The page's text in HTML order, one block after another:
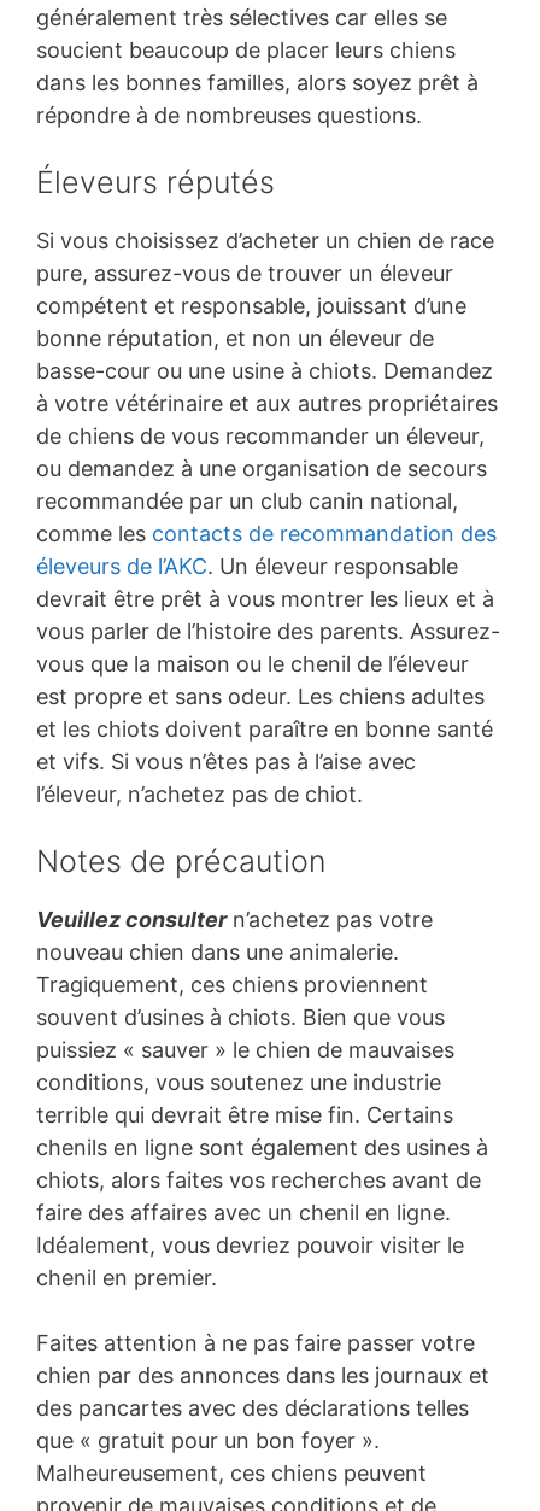
généralement très sélectives car elles se
soucient beaucoup de placer leurs chiens
dans les bonnes familles, alors soyez prêt à
répondre à de nombreuses questions.
Éleveurs réputés
Si vous choisissez d’acheter un chien de race
pure, assurez-vous de trouver un éleveur
compétent et responsable, jouissant d’une
bonne réputation, et non un éleveur de
basse-cour ou une usine à chiots. Demandez
à votre vétérinaire et aux autres propriétaires
de chiens de vous recommander un éleveur,
ou demandez à une organisation de secours
recommandée par un club canin national,
comme les contacts de recommandation des
éleveurs de l’AKC. Un éleveur responsable
devrait être prêt à vous montrer les lieux et à
vous parler de l’histoire des parents. Assurez-
vous que la maison ou le chenil de l’éleveur
est propre et sans odeur. Les chiens adultes
et les chiots doivent paraître en bonne santé
et vifs. Si vous n’êtes pas à l’aise avec
l’éleveur, n’achetez pas de chiot.
Notes de précaution
Veuillez consultern’achetez pas votre
nouveau chien dans une animalerie.
Tragiquement, ces chiens proviennent
souvent d’usines à chiots. Bien que vous
puissiez « sauver » le chien de mauvaises
conditions, vous soutenez une industrie
terrible qui devrait être mise fin. Certains
chenils en ligne sont également des usines à
chiots, alors faites vos recherches avant de
faire des affaires avec un chenil en ligne.
Idéalement, vous devriez pouvoir visiter le
chenil en premier.
Faites attention à ne pas faire passer votre
chien par des annonces dans les journaux et
des pancartes avec des déclarations telles
que « gratuit pour un bon foyer ».
Malheureusement, ces chiens peuvent
provenir de mauvaises conditions et de